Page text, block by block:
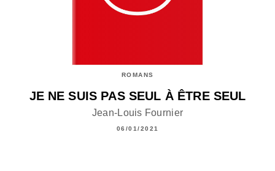
ROMANS
JE NE SUIS PAS SEUL À ÊTRE SEUL
Jean-Louis Fournier
06/01/2021